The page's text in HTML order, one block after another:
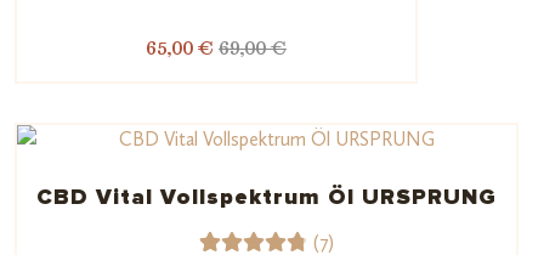
von 5,
Kundenb
ngen
65,00 € 69,00 €
CBD Vital Vollspektrum Öl URSPRUNG
(7)